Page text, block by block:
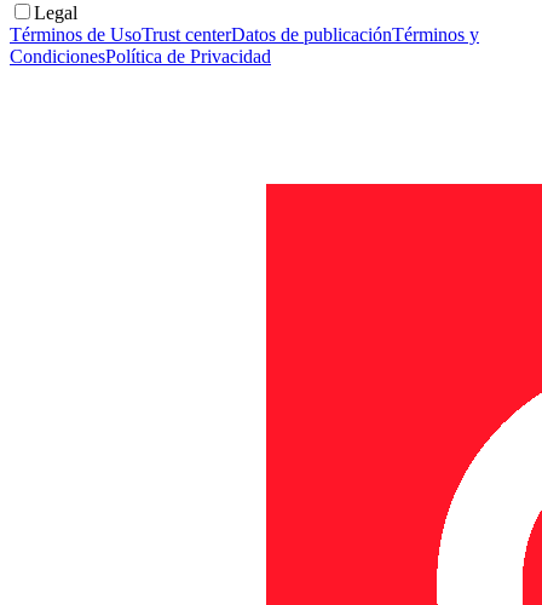
Legal
Términos de UsoTrust centerDatos de publicaciónTérminos y
CondicionesPolítica de Privacidad